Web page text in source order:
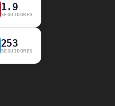
1.9
SEGUIDORES
253
SEGUIDORES